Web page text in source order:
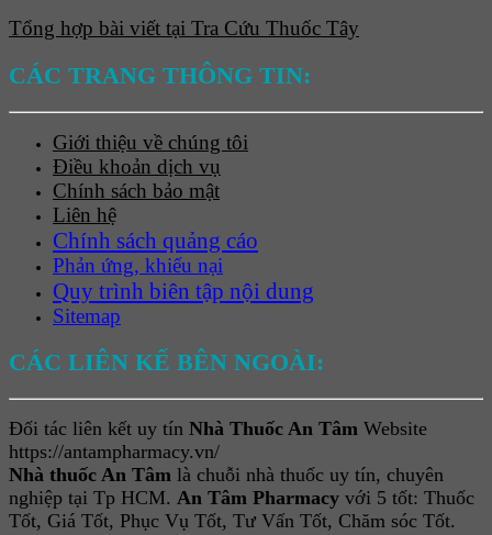
Tổng hợp bài viết tại Tra Cứu Thuốc Tây
CÁC TRANG THÔNG TIN:
Giới thiệu về chúng tôi
Điều khoản dịch vụ
Chính sách bảo mật
Liên hệ
Chính sách quảng cáo
Phản ứng, khiếu nại
Quy trình biên tập nội dung
Sitemap
CÁC LIÊN KẾ BÊN NGOÀI:
Đối tác liên kết uy tín Nhà Thuốc An Tâm Website
https://antampharmacy.vn/
Nhà thuốc An Tâm là chuỗi nhà thuốc uy tín, chuyên
nghiệp tại Tp HCM. An Tâm Pharmacy với 5 tốt: Thuốc
Tốt, Giá Tốt, Phục Vụ Tốt, Tư Vấn Tốt, Chăm sóc Tốt.